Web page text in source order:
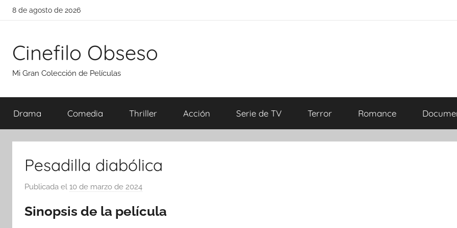
Saltar
8 de agosto de 2026
Cinefilo Obseso
Mi Gran Colección de Películas
Drama Comedia Thriller Acción Serie de TV Terror Romance
Pesadilla diabólica
Publicada el 10 de marzo de 2024
r
Sinopsis de la película